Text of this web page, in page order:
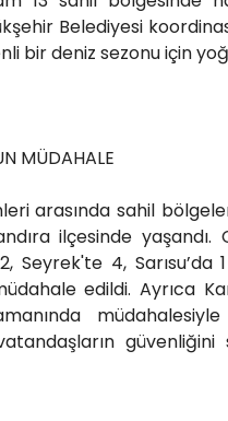
Belediyesi
bir deniz sezonu için
MÜDAHALE
arasında sahil
ilçesinde yaşandı.
Seyrek'te 4, Sarısu’da
edildi. Ayrıca